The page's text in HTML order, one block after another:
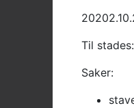
Til
Saker: